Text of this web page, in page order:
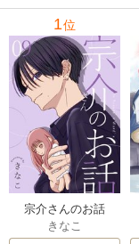
1位
宗介さんのお話
きなこ